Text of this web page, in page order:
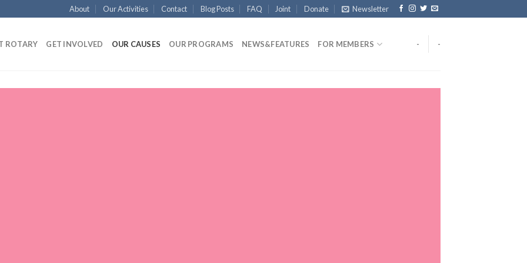
About Our Activities Contact Blog Posts FAQ Joint Donate Newsletter
ROTARY GET INVOLVED OUR CAUSES OUR PROGRAMS NEWS&FEATURES FOR MEMBERS - -